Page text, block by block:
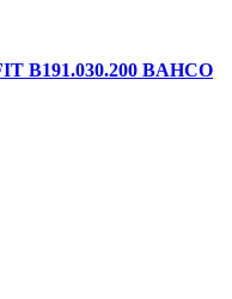
B191.030.200 BAHCO